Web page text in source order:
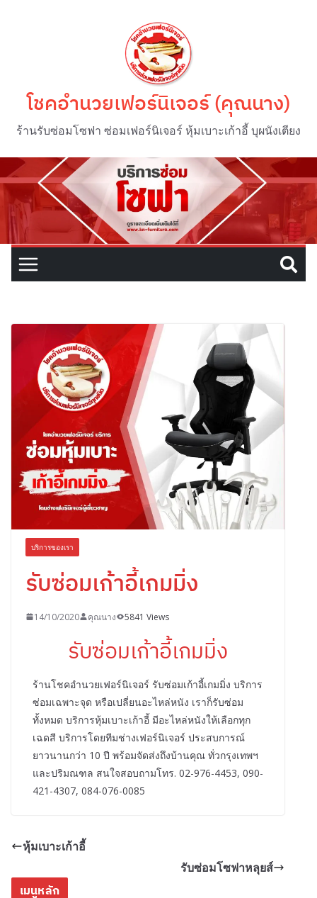
โชคอำนวยเฟอร์นิเจอร์ (คุณนาง)
ร้านรับซ่อมโซฟา ซ่อมเฟอร์นิเจอร์ หุ้มเบาะเก้าอี้ บุผนังเตียง
บริการของเรา
รับซ่อมเก้าอี้เกมมิ่ง
14/10/2020 คุณนาง 5841 Views
รับซ่อมเก้าอี้เกมมิ่ง
ร้านโชคอำนวยเฟอร์นิเจอร์ รับซ่อมเก้าอี้เกมมิ่ง บริการ
ซ่อมเฉพาะจุด หรือเปลี่ยนอะไหล่หนัง เราก็รับซ่อม
ทั้งหมด บริการหุ้มเบาะเก้าอี้ มีอะไหล่หนังให้เลือกทุก
เฉดสี บริการโดยทีมช่างเฟอร์นิเจอร์ ประสบการณ์
ยาวนานกว่า 10 ปี พร้อมจัดส่งถึงบ้านคุณ ทั่วกรุงเทพฯ
และปริมณฑล สนใจสอบถามโทร. 02-976-4453, 090-
421-4307, 084-076-0085
หุ้มเบาะเก้าอี้
รับซ่อมโซฟาหลุยส์
เมนูหลัก